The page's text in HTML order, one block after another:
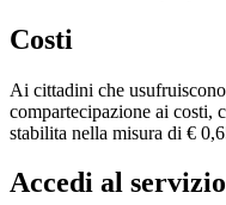
Costi
Ai cittadini che
compartecipazione ai costi,
stabilita nella misura di €
Accedi al servizio